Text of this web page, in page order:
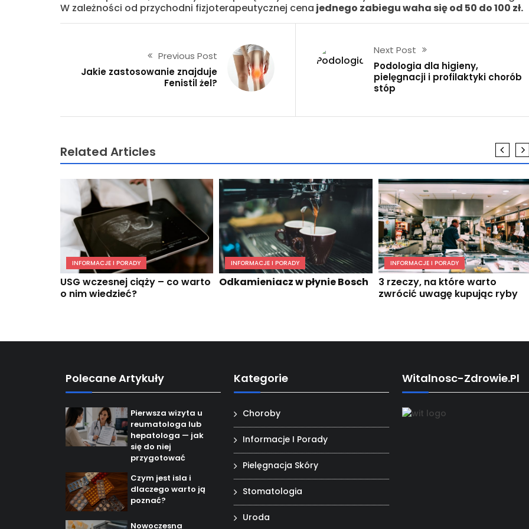
W zależności od przychodni fizjoterapeutycznej cena jednego zabiegu waha się od 50 do 100 zł.
Previous Post
Jakie zastosowanie znajduje
Fenistil żel?
Next Post
Podologia dla higieny,
pielęgnacji i profilaktyki chorób
stóp
Related Articles
INFORMACJE I PORADY
USG wczesnej ciąży – co warto
o nim wiedzieć?
INFORMACJE I PORADY
Odkamieniacz w płynie Bosch
INFORMACJE I PORADY
3 rzeczy, na które warto
zwrócić uwagę kupując ryby
Polecane Artykuły
Pierwsza wizyta u
reumatologa lub
hepatologa — jak
się do niej
przygotować
Czym jest isla i
dlaczego warto ją
poznać?
Nowoczesna
Kategorie
Choroby
Informacje I Porady
Pielęgnacja Skóry
Stomatologia
Uroda
Witalnosc-Zdrowie.pl